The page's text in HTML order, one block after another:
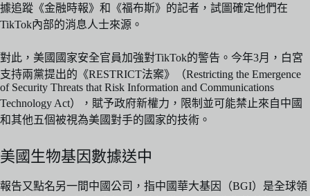
據追蹤《金融時報》和《福布斯》的記者，試圖確定他們在
TikTok內部的消息人士來源。
對此，美國國家安全官員加強對TikTok的警告。今年3月，白宮
支持兩黨提出的《RESTRICT法案》（Restricting the Emergence
of Security Threats that Risk Information and Communications
Technology Act），賦予政府新權力，限制並可能禁止來自中國
和其他五個被視為美國對手的國家的技術。
美國生物基因數據送中
報告又點名另一間中國公司，指中國華大基因（BGI）是全球領